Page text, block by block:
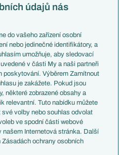
Česko
Francie
Itálie
Německo
Španělsko
Argentina
Brazílie
Přestupy
Zápasy
Livescore
Tipovací soutěž
údajů nás
do vašeho zařízení osobní
nebo jedinečné identifikátory, a
umožňuje, aby sledovací
v části My a naši partneři
poskytování. Výběrem Zamítnout
je zakážete. Pokud jsou
některé zobrazené obsahy a
relevantní. Tuto nabídku můžete
své volby nebo souhlas odvolat
ve spodní části webové
našem Internetová stránka. Další
ochrany osobních